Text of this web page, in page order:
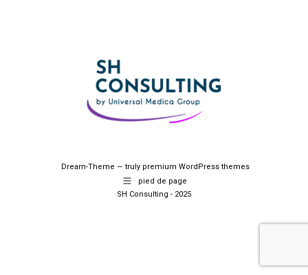
Dream-Theme — truly premium WordPress themes
pied de page
SH Consulting - 2025